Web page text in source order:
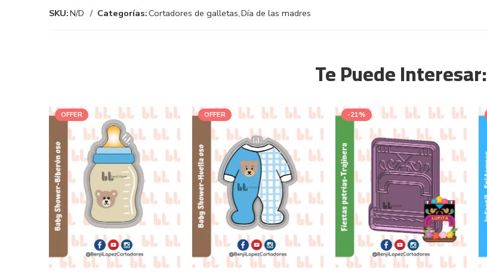
SKU:N/D Categorías:Cortadores de galletas,Día de las madres
Te Puede Interesar:
OFFER OFFER -21%